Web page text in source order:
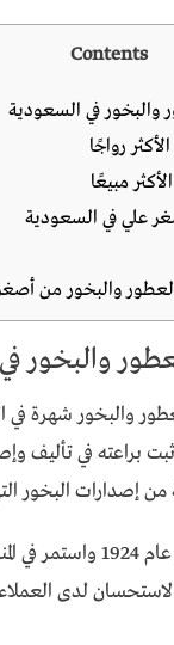
Contents
والبخور في السعودية
رواجًا
مبيعًا
علي في السعودية
والبخور من
والبخور
والبخور شهرة
براعته في تأليف
من إصدارات البخور
الاستحسان لدى